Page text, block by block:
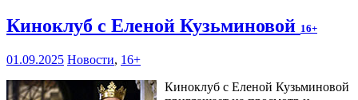
Киноклуб с Еленой Кузьминовой 16+
01.09.2025 Новости, 16+
Киноклуб с Еленой Кузьминовой